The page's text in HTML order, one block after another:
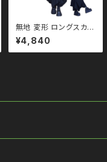
無地 変形 ロングスカー
ト qbo110013 モノ
トーン ブラックコーデ
黒コーデ モード 系 ゴス
¥4,840